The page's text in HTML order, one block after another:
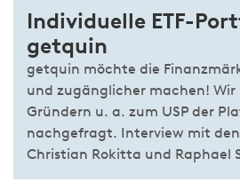
Individuelle ETF-
getquin
getquin möchte die
und zugänglicher machen! Wir
Gründern u. a. zum USP der
nachgefragt. Interview mit
Christian Rokitta und Raphael